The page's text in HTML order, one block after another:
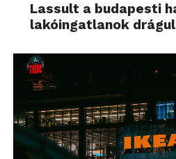
Lassult a budapesti
lakóingatlanok